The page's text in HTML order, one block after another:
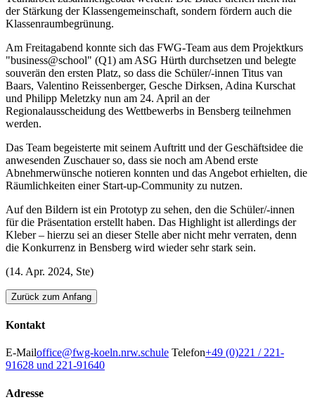
der Stärkung der Klassengemeinschaft, sondern fördern auch die
Klassenraumbegrünung.
Am Freitagabend konnte sich das FWG-Team aus dem Projektkurs
"business@school" (Q1) am ASG Hürth durchsetzen und belegte
souverän den ersten Platz, so dass die Schüler/-innen Titus van
Baars, Valentino Reissenberger, Gesche Dirksen, Adina Kurschat
und Philipp Meletzky nun am 24. April an der
Regionalausscheidung des Wettbewerbs in Bensberg teilnehmen
werden.
Das Team begeisterte mit seinem Auftritt und der Geschäftsidee die
anwesenden Zuschauer so, dass sie noch am Abend erste
Abnehmerwünsche notieren konnten und das Angebot erhielten, die
Räumlichkeiten einer Start-up-Community zu nutzen.
Auf den Bildern ist ein Prototyp zu sehen, den die Schüler/-innen
für die Präsentation erstellt haben. Das Highlight ist allerdings der
Kleber – hierzu sei an dieser Stelle aber nicht mehr verraten, denn
die Konkurrenz in Bensberg wird wieder sehr stark sein.
(14. Apr. 2024, Ste)
Zurück zum Anfang
Kontakt
E-Mailoffice@fwg-koeln.nrw.schule Telefon+49 (0)221 / 221-
91628 und 221-91640
Adresse